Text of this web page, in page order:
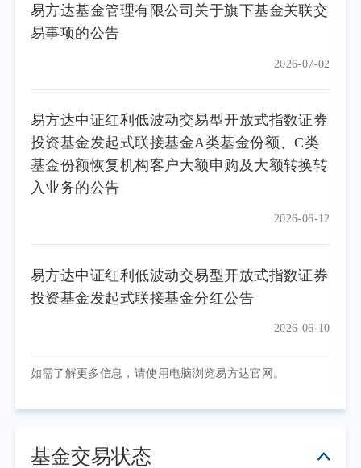
易方达基金管理有限公司关于旗下基金关联交
易事项的公告
2026-07-02
易方达中证红利低波动交易型开放式指数证券
投资基金发起式联接基金A类基金份额、C类
基金份额恢复机构客户大额申购及大额转换转
入业务的公告
2026-06-12
易方达中证红利低波动交易型开放式指数证券
投资基金发起式联接基金分红公告
2026-06-10
如需了解更多信息，请使用电脑浏览易方达官网。
基金交易状态